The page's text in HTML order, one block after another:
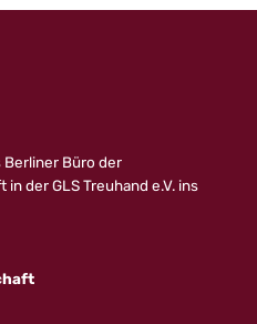
Berliner Büro der
der GLS Treuhand e.V. ins